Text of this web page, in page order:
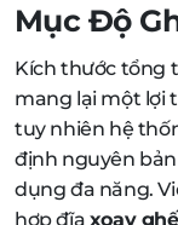
Mục Độ
Kích thước tổng
mang lại một lợi
tuy nhiên hệ
định nguyên
dụng đa năng.
hợp đĩa xoay